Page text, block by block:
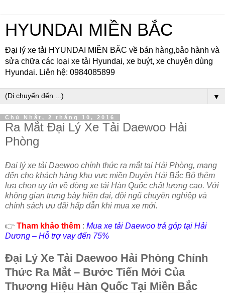
HYUNDAI MIỀN BẮC
Đại lý xe tải HYUNDAI MIỀN BẮC về bán hàng,bảo hành và
sửa chữa các loại xe tải Hyundai, xe buýt, xe chuyên dùng
Hyundai. Liên hệ: 0984085899
▼
Chủ Nhật, 2 tháng 10, 2016
Ra Mắt Đại Lý Xe Tải Daewoo Hải
Phòng
Đại lý xe tải Daewoo chính thức ra mắt tại Hải Phòng, mang
đến cho khách hàng khu vực miền Duyên Hải Bắc Bộ thêm
lựa chọn uy tín về dòng xe tải Hàn Quốc chất lượng cao. Với
không gian trưng bày hiện đại, đội ngũ chuyên nghiệp và
chính sách ưu đãi hấp dẫn khi mua xe mới.
👉 Tham khảo thêm : Mua xe tải Daewoo trả góp tại Hải
Dương – Hỗ trợ vay đến 75%
Đại Lý Xe Tải Daewoo Hải Phòng Chính
Thức Ra Mắt – Bước Tiến Mới Của
Thương Hiệu Hàn Quốc Tại Miền Bắc